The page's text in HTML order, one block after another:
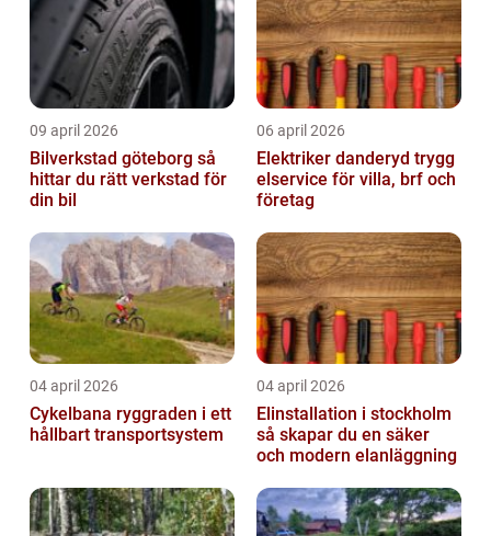
09 april 2026
Bilverkstad göteborg så
hittar du rätt verkstad för
din bil
06 april 2026
Elektriker danderyd trygg
elservice för villa, brf och
företag
04 april 2026
Cykelbana ryggraden i ett
hållbart transportsystem
04 april 2026
Elinstallation i stockholm
så skapar du en säker
och modern elanläggning